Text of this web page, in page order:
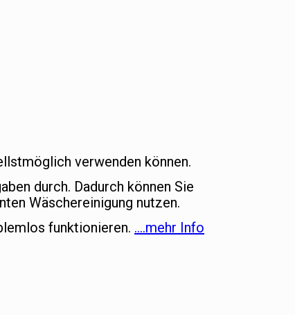
verwenden können.
durch. Dadurch können Sie
Wäschereinigung nutzen.
funktionieren. ….mehr Info